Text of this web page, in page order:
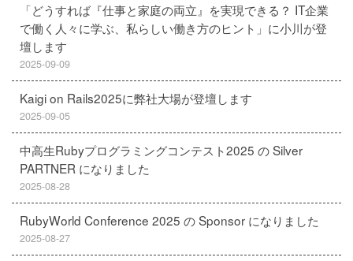
「どうすれば『仕事と家庭の両立』を実現できる？ IT企業
で働く人々に学ぶ、私らしい働き方のヒント」に小川が登
壇します
2025-09-09
Kaigi on Rails2025に弊社大場が登壇します
2025-09-05
中高生Rubyプログラミングコンテスト2025 の Silver
PARTNER になりました
2025-08-28
RubyWorld Conference 2025 の Sponsor になりました
2025-08-27